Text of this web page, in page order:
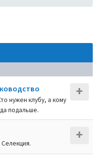
нужен клубу, а кому
подальше.
Селекция.